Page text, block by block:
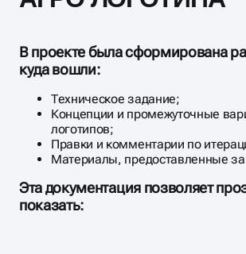
В проекте была сформирована
куда вошли:
Техническое задание;
Концепции и промежуточные
логотипов;
Правки и комментарии по
Материалы, предоставленные
Эта документация позволяет
показать: